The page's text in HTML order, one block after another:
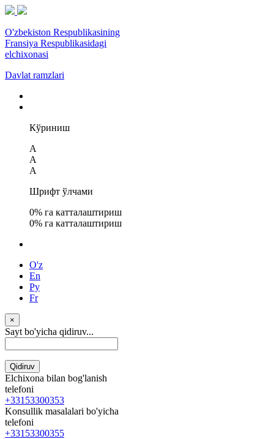
O'zbekiston Respublikasining
Fransiya Respublikasidagi
elchixonasi
Davlat ramzlari
Кўриниш
A
A
A
Шрифт ўлчами
0% га катталаштириш
0% га катталаштириш
O'z
En
Ру
Fr
×
Sayt bo'yicha qidiruv...
Qidiruv
Elchixona bilan bog'lanish
telefoni
+33153300353
Konsullik masalalari bo'yicha
telefoni
+33153300355